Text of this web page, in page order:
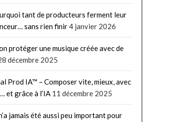
tant de producteurs ferment leur
sans rien finir4 janvier 2026
protéger une musique créée avec de
décembre 2025
Prod IA™ – Composer vite, mieux, avec
et grâce à l’IA 11 décembre 2025
n’a jamais été aussi peu important pour